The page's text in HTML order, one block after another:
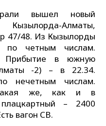
вышел новый
Алматы,
47/48. Из Кызылорды
по четным числам.
Прибытие в южную
-2) – в 22.34.
нечетным числам.
такая же, как и в
– 2400
вагон СВ.